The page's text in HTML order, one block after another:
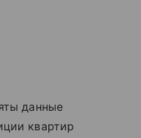
данные
квартир